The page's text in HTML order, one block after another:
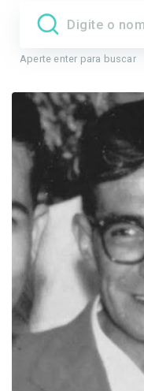
Aperte enter para buscar